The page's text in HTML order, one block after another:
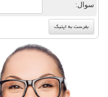
سوال: